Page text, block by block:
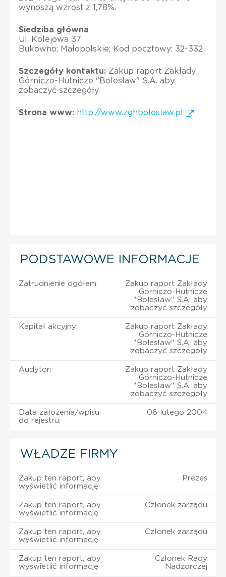
wynoszą wzrost z 1,78%.
Siedziba główna
Ul. Kolejowa 37
Bukowno; Małopolskie; Kod pocztowy: 32-332
Szczegóły kontaktu: Zakup raport Zakłady
Górniczo-Hutnicze "Bolesław" S.A. aby
zobaczyć szczegóły
Strona www: http://www.zghboleslaw.pl
PODSTAWOWE INFORMACJE
Zatrudnienie ogółem:
Zakup raport Zakłady
Górniczo-Hutnicze
"Bolesław" S.A. aby
zobaczyć szczegóły
Kapitał akcyjny:
Zakup raport Zakłady
Górniczo-Hutnicze
"Bolesław" S.A. aby
zobaczyć szczegóły
Audytor:
Zakup raport Zakłady
Górniczo-Hutnicze
"Bolesław" S.A. aby
zobaczyć szczegóły
Data założenia/wpisu
do rejestru:
06 lutego 2004
WŁADZE FIRMY
Zakup ten raport, aby
wyświetlić informację
Prezes
Zakup ten raport, aby
wyświetlić informację
Członek zarządu
Zakup ten raport, aby
wyświetlić informację
Członek zarządu
Zakup ten raport, aby
wyświetlić informację
Członek Rady
Nadzorczej